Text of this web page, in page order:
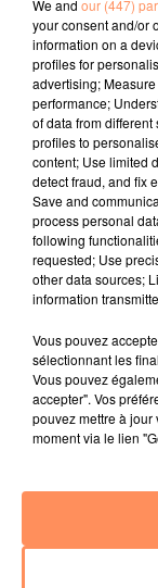
minutes au
Les personnes
le casting le 15
fil actus
4 juillet 2022
Radio Star
27 juin 2022
Marseille :
relation
27 juin 2022
Le cocholed
jusqu'au
10 mai 2022
Toulon : des
Cassis
10 mai 2022
Marseille :
We and our (447)
your consent and/or
information on a
profiles for
advertising;
performance;
of data from
profiles to
content; Use limited
detect fraud, and fix
Save and
process personal
following
requested; Use
other data sources;
information
Vous pouvez
sélectionnant les
Vous pouvez
accepter". Vos
pouvez mettre à jour
moment via le lien